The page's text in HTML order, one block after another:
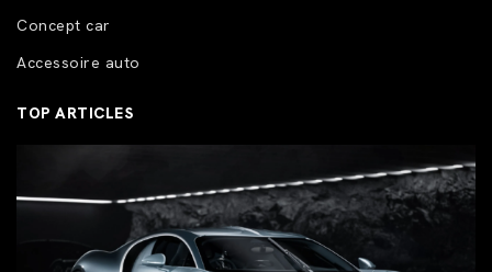
Concept car
Accessoire auto
TOP ARTICLES